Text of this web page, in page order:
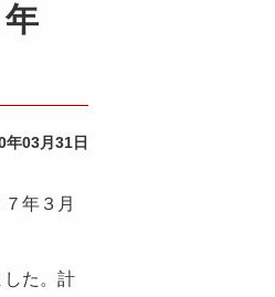
年03月31日
年３月
た。計